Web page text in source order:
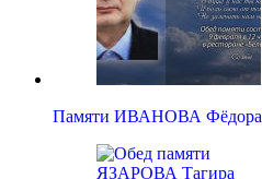
Памяти ИВАНОВА Фёдора